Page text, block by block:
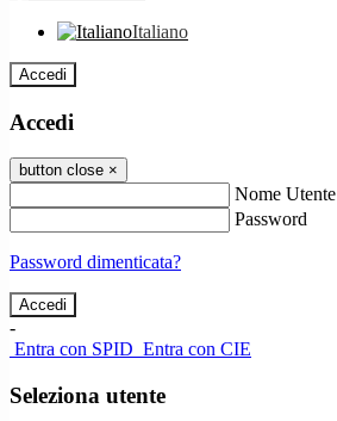
Italiano
Accedi
Accedi
button close ×
Nome Utente
Password
Password dimenticata?
-
Entra con SPID Entra con CIE
Seleziona utente